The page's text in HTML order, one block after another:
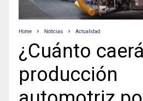
Home Noticias Actualidad
¿Cuánto
producción